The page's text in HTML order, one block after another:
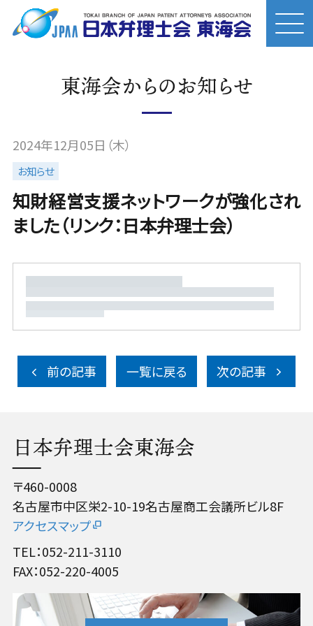
東海会からのお知らせ
知財経営支援ネットワークが強化され
ました（リンク：日本弁理士会）
2024年12月05日（木）
お知らせ
前の記事 一覧に戻る 次の記事
日本弁理士会東海会
〒460-0008
名古屋市中区栄2-10-19名古屋商工会議所ビル8F
アクセスマップ
TEL：052-211-3110
FAX：052-220-4005